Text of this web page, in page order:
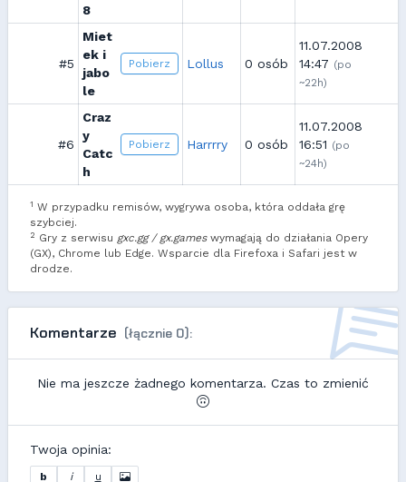
8
#5
Miet
ek i
jabo
le
Pobierz Lollus 0 osób
11.07.2008
14:47 (po
~22h)
#6
Craz
y
Catc
h
Pobierz Harrrry 0 osób
11.07.2008
16:51 (po
~24h)
1 W przypadku remisów, wygrywa osoba, która oddała grę
szybciej.
2 Gry z serwisu gxc.gg / gx.gameswymagają do działania Opery
(GX), Chrome lub Edge. Wsparcie dla Firefoxa i Safari jest w
drodze.
Komentarze (łącznie 0):
Nie ma jeszcze żadnego komentarza. Czas to zmienić
Twoja opinia:
b i u